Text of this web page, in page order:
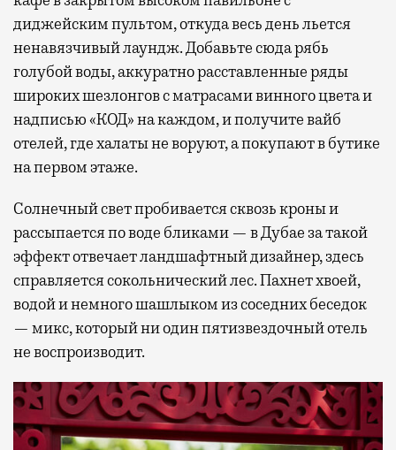
диджейским пультом, откуда весь день льется
ненавязчивый лаундж. Добавьте сюда рябь
голубой воды, аккуратно расставленные ряды
широких шезлонгов с матрасами винного цвета и
надписью «КОД» на каждом, и получите вайб
отелей, где халаты не воруют, а покупают в бутике
на первом этаже.
Солнечный свет пробивается сквозь кроны и
рассыпается по воде бликами — в Дубае за такой
эффект отвечает ландшафтный дизайнер, здесь
справляется сокольнический лес. Пахнет хвоей,
водой и немного шашлыком из соседних беседок
— микс, который ни один пятизвездочный отель
не воспроизводит.